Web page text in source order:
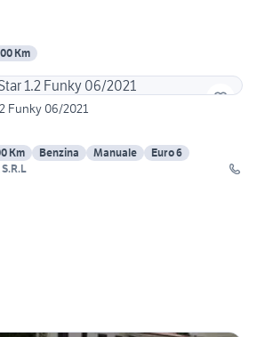
Km
Funky 06/2021
Km Benzina Manuale
Euro 6